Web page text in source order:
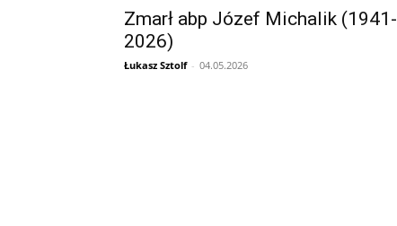
Zmarł abp Józef Michalik (1941-
2026)
Łukasz Sztolf - 04.05.2026